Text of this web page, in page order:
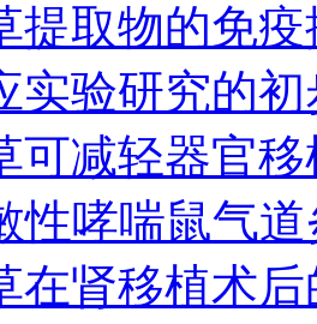
提取物的免
实验研究的
可减轻器官
性哮喘鼠气
在肾移植术